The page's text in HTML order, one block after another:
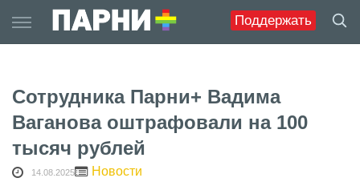
Поддержать
to
content
Сотрудника Парни+ Вадима
Ваганова оштрафовали на 100
тысяч рублей
14.08.2025 Новости